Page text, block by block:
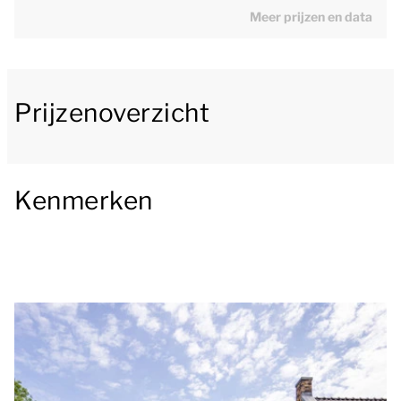
apparatuur. Op deze verdieping vind je ook een
een douche en wastafel. Daarnaast is er een separaat
éénpersoonsbedden. De badkamer op deze
verdieping heeft een bad en/of douche, wastafel en
toilet. Daarnaast heb je de beschikking over een
Meer prijzen en data
Prijzenoverzicht
Kenmerken